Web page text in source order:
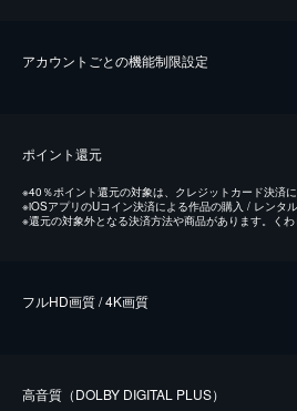
アカウントごとの機能制限設定
ポイント還元
※40％ポイント還元の対象は、クレジットカード決済
※iOSアプリのUコイン決済による作品の購入 / レンタ
※還元の対象外となる決済方法や商品があります。くわ
フルHD画質 / 4K画質
⾼⾳質（DOLBY DIGITAL PLUS）